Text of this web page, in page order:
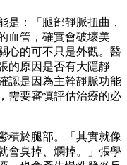
是：「腿部靜脈扭曲，
血管，確實會破壞美
心的可不只是外觀。醫
的原因是否有大隱靜
認是因為主幹靜脈功能
需要審慎評估治療的必
積於腿部。「其實就像
會臭掉、爛掉。」張學